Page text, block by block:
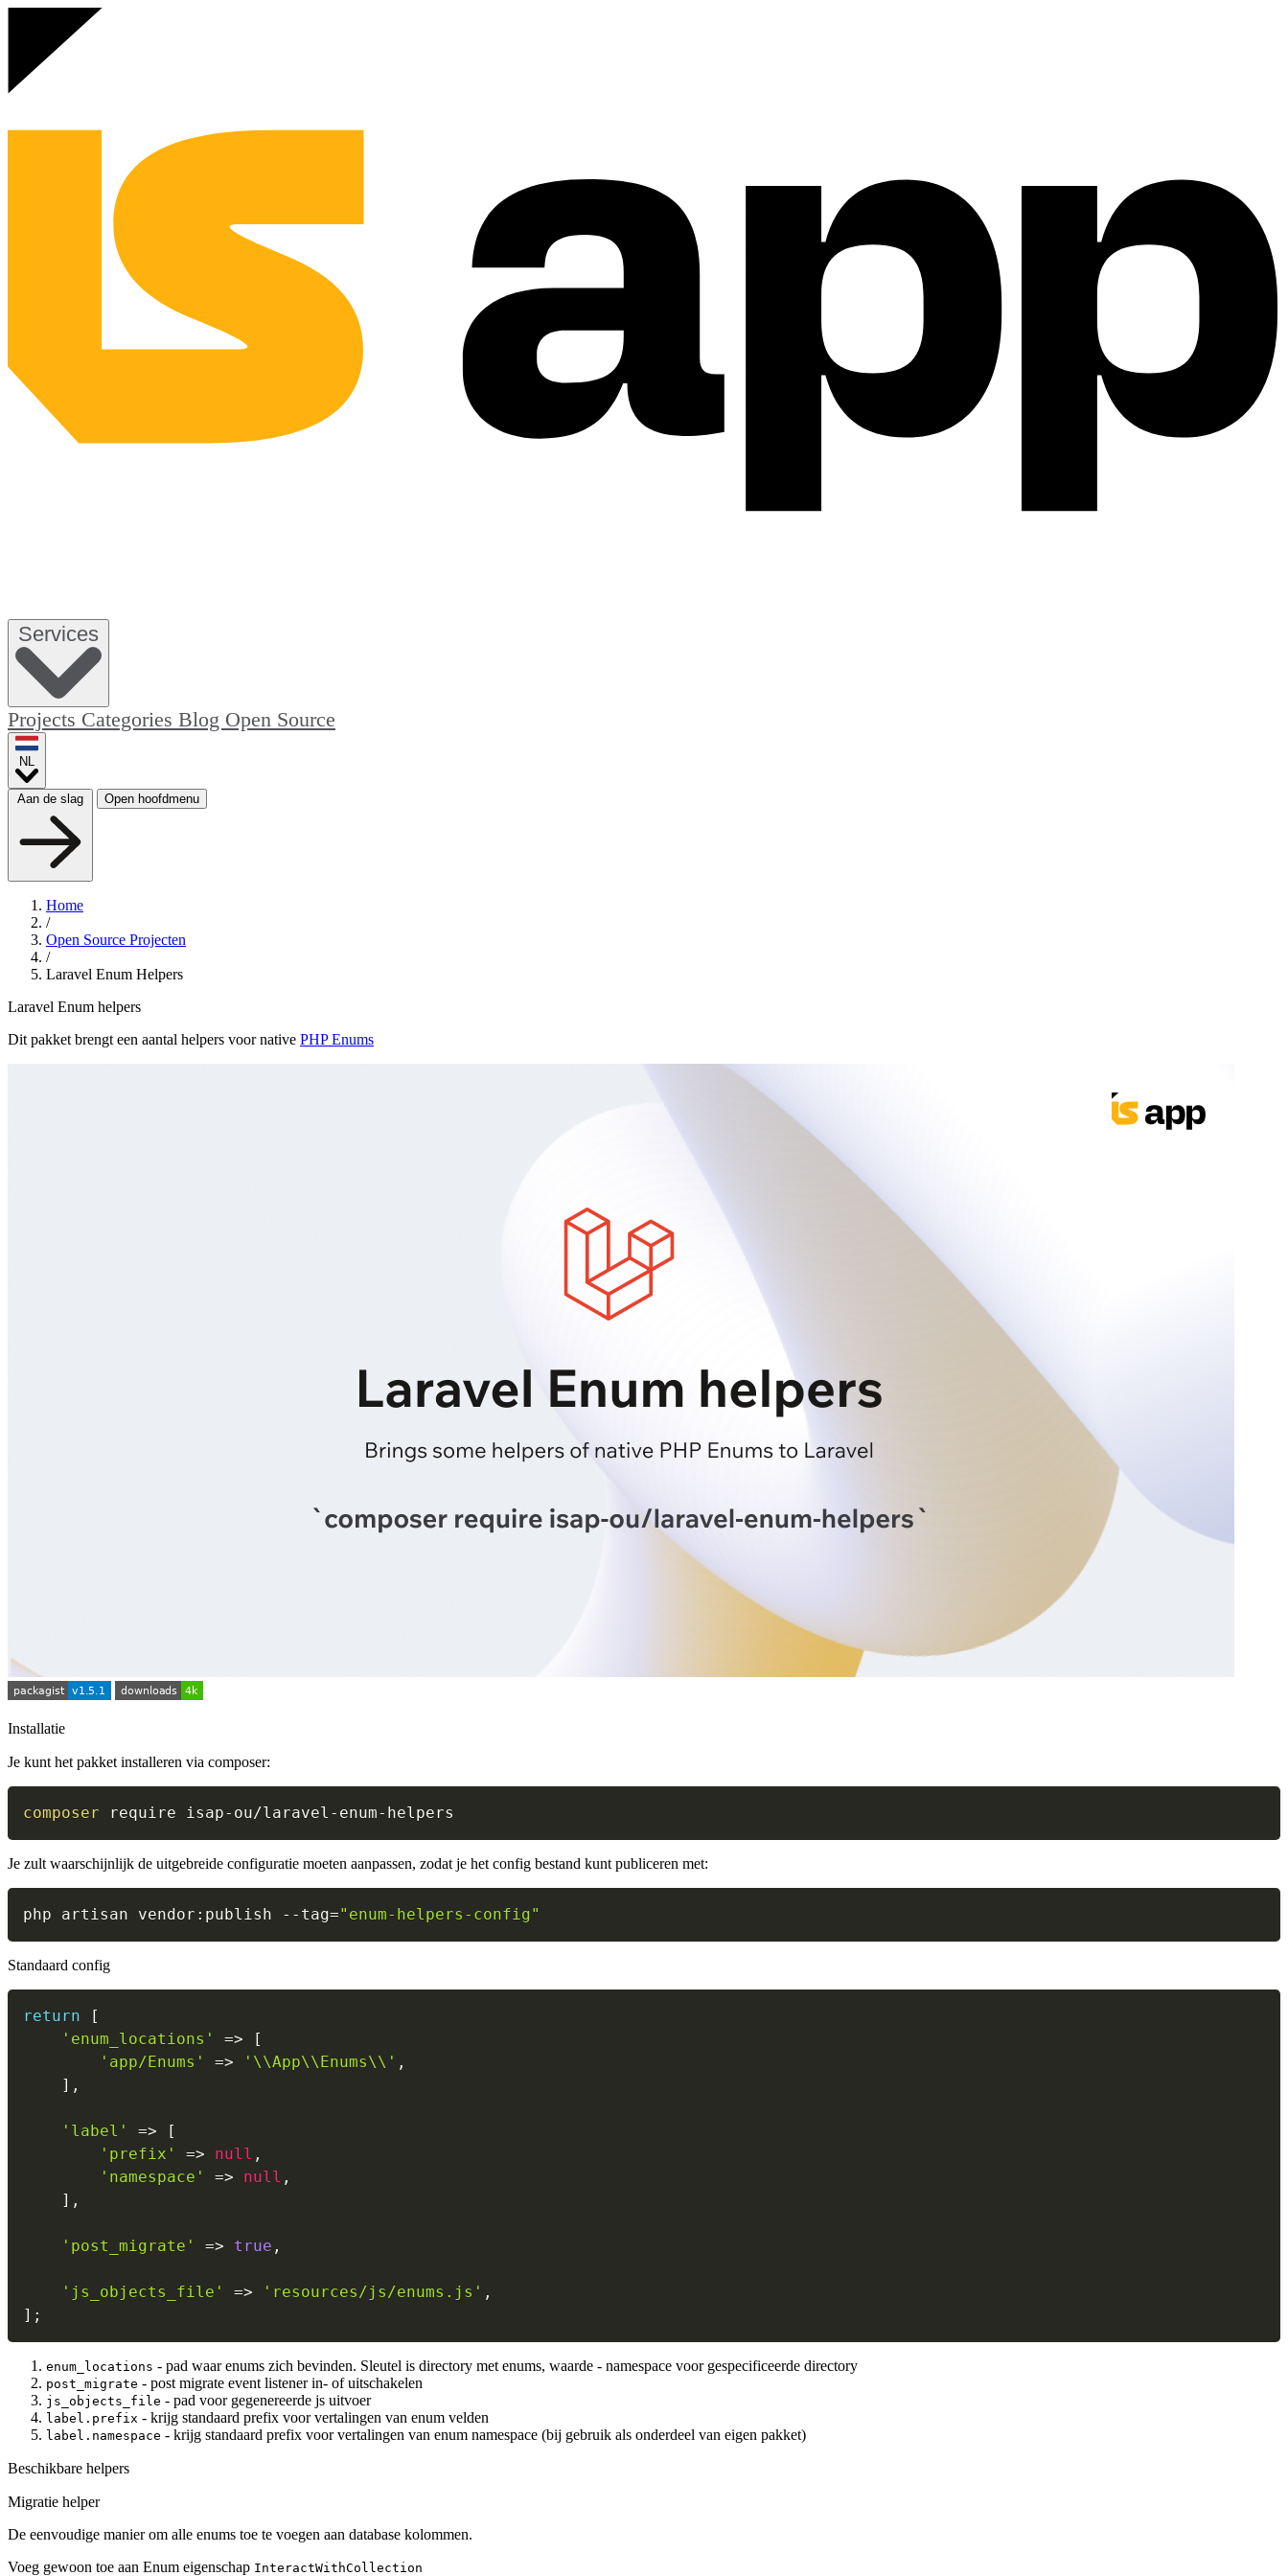
Services
Projects Categories Blog Open Source
NL
Aan de slag Open hoofdmenu
Home
/
Open Source Projecten
/
Laravel Enum Helpers
Laravel Enum helpers
Dit pakket brengt een aantal helpers voor native PHP Enums
Installatie
Je kunt het pakket installeren via composer:
composer
Je zult waarschijnlijk de uitgebreide configuratie moeten aanpassen, zodat je het config bestand kunt publiceren met:
php artisan vendor:publish --tag="enum-helpers-config"
Standaard config
return
[
'enum_locations'
=>
[
'app/Enums'
=> '\\App\\Enums\\' ,
] ,
'label' =>
[
'prefix'
=> null ,
'namespace'
=> null ,
] ,
'post_migrate' => true ,
'js_objects_file' => 'resources/js/enums.js' ,
] ;
enum_locations - pad waar enums zich bevinden. Sleutel is directory met enums, waarde - namespace voor gespecificeerde directory
post_migrate - post migrate event listener in- of uitschakelen
js_objects_file - pad voor gegenereerde js uitvoer
label.prefix - krijg standaard prefix voor vertalingen van enum velden
label.namespace - krijg standaard prefix voor vertalingen van enum namespace (bij gebruik als onderdeel van eigen pakket)
Beschikbare helpers
Migratie helper
De eenvoudige manier om alle enums toe te voegen aan database kolommen.
Voeg gewoon toe aan Enum eigenschap InteractWithCollection